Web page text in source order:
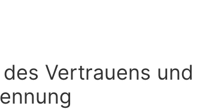
Vertrauens und